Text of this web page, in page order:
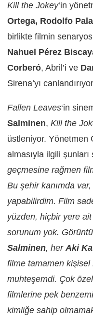
Kill the Jokey‘in
Ortega, Rodolfo
birlikte filmin
Nahuel Pérez
Corberó, Abril’i ve
Sirena’yı
Fallen Leaves‘in
Salminen, Kill the
üstleniyor. Yönetmen
almasıyla ilgili şunları
geçmesine rağmen
Bu şehir kanımda
yapabilirdim. Film
yüzden, hiçbir yere
sorunum yok.
Salminen, herAki
filme tamamen
muhteşemdi. Çok
filmlerine pek
kimliğe sahip